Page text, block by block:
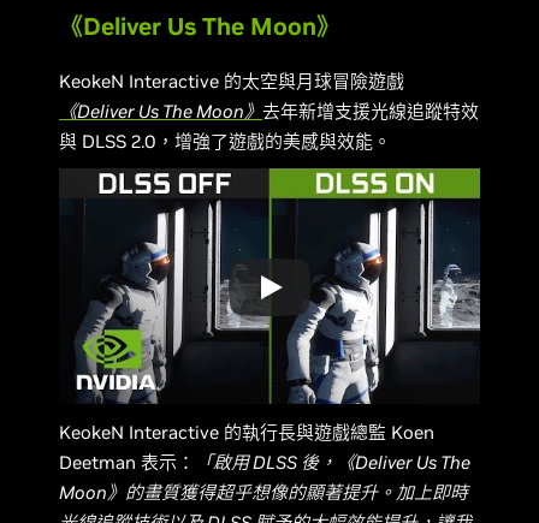
《Deliver Us The Moon》
KeokeN Interactive 的太空與月球冒險遊戲
《Deliver Us The Moon》去年新增支援光線追蹤特效
與 DLSS 2.0，增強了遊戲的美感與效能。
KeokeN Interactive 的執行長與遊戲總監 Koen
Deetman 表示：
「啟用 DLSS 後，《Deliver Us The
Moon》的畫質獲得超乎想像的顯著提升。 加上即時